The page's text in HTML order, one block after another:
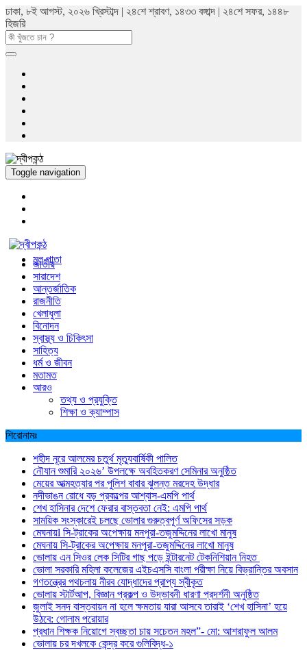
ঢাকা, ৮ই আগস্ট, ২০২৬ খ্রিস্টাব্দ | ২৪শে শ্রাবণ, ১৪৩৩ বঙ্গাব্দ | ২৪শে সফর, ১৪৪৮
হিজরি
Toggle navigation
মুল পাতা
জাতীয়
সারাদেশ
আন্তর্জাতিক
রাজনীতি
খেলাধুলা
বিনোদন
স্বাস্থ্য ও চিকিৎসা
সাহিত্য
ধর্ম ও জীবন
মতামত
আরও
তথ্য ও প্রযুক্তি
শিক্ষা ও ক্যাম্পাস
শিরোনামঃ
শহীদ নূরে আলমের চতুর্থ মৃত্যুবার্ষিকী পালিত
নৌযান শুমারি ২০২৬’ উপলক্ষে অবহিতকরণ সেমিনার অনুষ্ঠিত
মেয়ের আত্মহত্যার পর পুলিশ বাবার ঝুলন্ত মরদেহ উদ্ধার
নদীভাঙন রোধে বড় প্রকল্পের আশ্বাস-এমপি পার্থ
শেখ হাসিনার দেশে ফেরার বাস্তবতা নেই: এমপি পার্থ
সাময়িক সংস্কারেই চলছে ভোলার গুরুত্বপূর্ণ অফিসের সড়ক
মেঘনায়l সি-ট্রাকের অপেক্ষায় মনপুরা-তজুমদ্দিনের লাখো মানুষ
মেঘনায় সি-ট্রাকের অপেক্ষায় মনপুরা-তজুমদ্দিনের লাখো মানুষ
ভোলায় এন সিওর লেক সিটির গাছ পড়ে ইন্টারনেট টেকনিশিয়ান নিহত
ভোলা সরকারি মহিলা কলেজের এইচএসসি বাংলা পরীক্ষা নিয়ে বিভ্রান্তির অবসান
গণতন্ত্রের পথচলায় নীরব যোদ্ধাদের প্রাপ্য স্বীকৃত
ভোলায় স্টার্টআপ, বিজ্ঞান প্রকল্প ও উদ্ভাবনী ধারণা প্রদর্শনী অনুষ্ঠিত
জুলাই সনদ বাস্তবায়ন না হলে ক্ষমতায় যারা আসবে তারাই ‘শেখ হাসিনা’ হয়ে
উঠবে: গোলাম পরোয়ার
প্রধান শিক্ষক নিয়োগে স্বচ্ছতা চায় সচেতন মহল”- মো: আশরাফুল আলম
ভোলায় চর দখলকে কেন্দ্র করে গুলিবিদ্ধ-১